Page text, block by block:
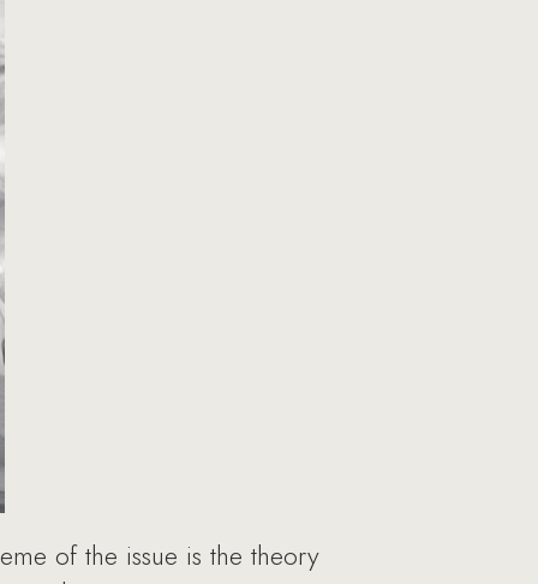
of the issue is the theory